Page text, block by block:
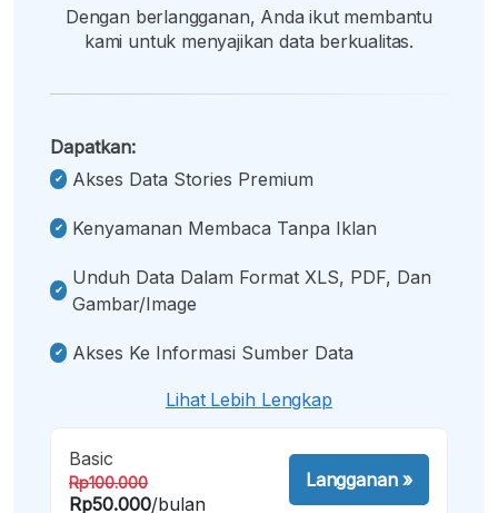
Dengan berlangganan, Anda ikut membantu
kami untuk menyajikan data berkualitas.
Dapatkan:
Akses Data Stories Premium
Kenyamanan Membaca Tanpa Iklan
Unduh Data Dalam Format XLS, PDF, Dan
Gambar/image
Akses Ke Informasi Sumber Data
Lihat Lebih Lengkap
Basic
Rp100.000
Rp50.000/bulan
Langganan»